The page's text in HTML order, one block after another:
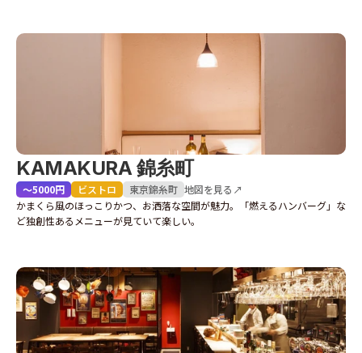
KAMAKURA 錦糸町
〜5000円 ビストロ 東京錦糸町 地図を見る↗
かまくら風のほっこりかつ、お洒落な空間が魅力。「燃えるハンバーグ」な
ど独創性あるメニューが見ていて楽しい。